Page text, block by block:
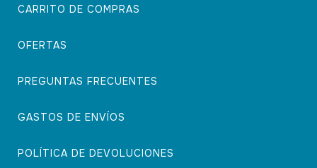
CARRITO DE COMPRAS
OFERTAS
PREGUNTAS FRECUENTES
GASTOS DE ENVÍOS
POLÍTICA DE DEVOLUCIONES